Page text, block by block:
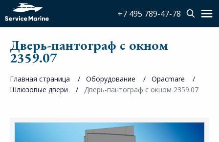
+7 495 789-47-78
Дверь-пантограф с окном
2359.07
Главная страница Оборудование
Opacmare
Шлюзовые двери
Дверь-пантограф с окном 2359.07